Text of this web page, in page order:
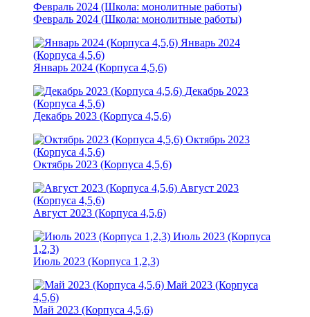
Февраль 2024 (Школа: монолитные работы)
Февраль 2024 (Школа: монолитные работы)
Январь 2024
(Корпуса 4,5,6)
Январь 2024 (Корпуса 4,5,6)
Декабрь 2023
(Корпуса 4,5,6)
Декабрь 2023 (Корпуса 4,5,6)
Октябрь 2023
(Корпуса 4,5,6)
Октябрь 2023 (Корпуса 4,5,6)
Август 2023
(Корпуса 4,5,6)
Август 2023 (Корпуса 4,5,6)
Июль 2023 (Корпуса
1,2,3)
Июль 2023 (Корпуса 1,2,3)
Май 2023 (Корпуса
4,5,6)
Май 2023 (Корпуса 4,5,6)